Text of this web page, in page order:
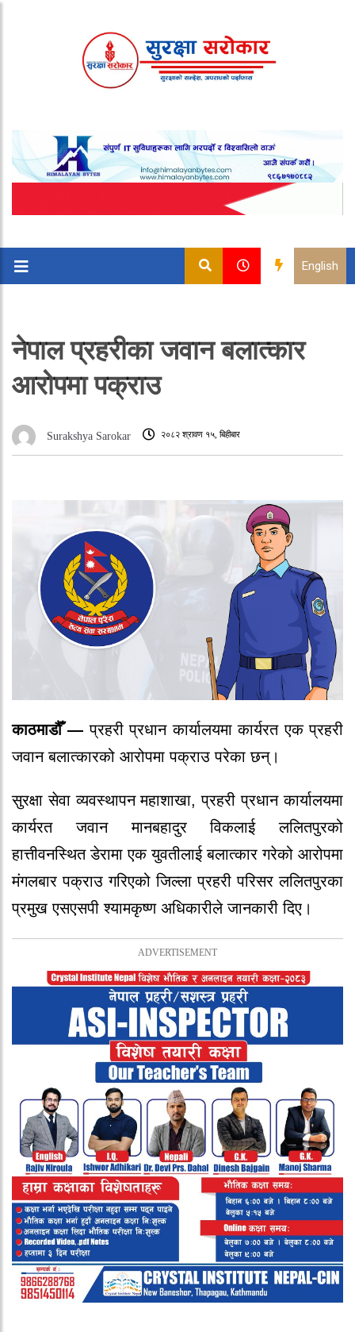
English
नेपाल प्रहरीका जवान बलात्कार
आरोपमा पक्राउ
Surakshya Sarokar २०८२ श्रावण १५, बिहीबार
काठमाडौँ — प्रहरी प्रधान कार्यालयमा कार्यरत एक प्रहरी
जवान बलात्कारको आरोपमा पक्राउ परेका छन्।
सुरक्षा सेवा व्यवस्थापन महाशाखा, प्रहरी प्रधान कार्यालयमा
कार्यरत जवान मानबहादुर विकलाई ललितपुरको
हात्तीवनस्थित डेरामा एक युवतीलाई बलात्कार गरेको आरोपमा
मंगलबार पक्राउ गरिएको जिल्ला प्रहरी परिसर ललितपुरका
प्रमुख एसएसपी श्यामकृष्ण अधिकारीले जानकारी दिए।